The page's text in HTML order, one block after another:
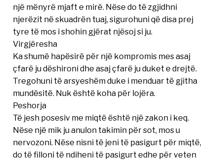
një mënyrë mjaft e mirë. Nëse do të zgjidhni
njerëzit në skuadrën tuaj, sigurohuni që disa prej
tyre të mos i shohin gjërat njësoj si ju.
Virgjëresha
Ka shumë hapësirë për një kompromis mes asaj
çfarë ju dëshironi dhe asaj çfarë ju duket e drejtë.
Tregohuni të arsyeshëm duke i menduar të gjitha
mundësitë. Nuk është koha për lojëra.
Peshorja
Të jesh posesiv me miqtë është një zakon i keq.
Nëse një mik ju anulon takimin për sot, mos u
nervozoni. Nëse nisni të jeni të pasigurt për miqtë,
do të filloni të ndiheni të pasigurt edhe për veten